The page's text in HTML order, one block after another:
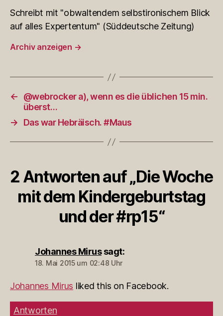
Schreibt mit "obwaltendem selbstironischem Blick
auf alles Expertentum" (Süddeutsche Zeitung)
Archiv anzeigen →
←
@webrocker a), wenn es die üblichen 15 min.
überst…
→
Das war Hebräisch. #Maus
2 Antworten auf „Die Woche
mit dem Kindergeburtstag
und der #rp15“
Johannes Mirus sagt:
18. Mai 2015 um 02:48 Uhr
Johannes Mirus liked this on Facebook.
Antworten